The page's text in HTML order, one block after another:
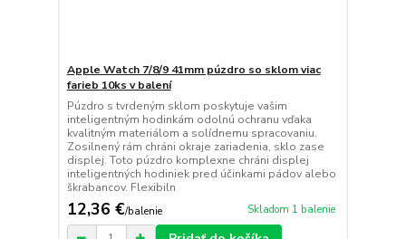
Apple Watch 7/8/9 41mm púzdro so sklom viac
farieb 10ks v balení
Púzdro s tvrdeným sklom poskytuje vašim
inteligentným hodinkám odolnú ochranu vďaka
kvalitným materiálom a solídnemu spracovaniu.
Zosilnený rám chráni okraje zariadenia, sklo zase
displej. Toto púzdro komplexne chráni displej
inteligentných hodiniek pred účinkami pádov alebo
škrabancov. Flexibiln
12,36 €/balenie Skladom 1 balenie